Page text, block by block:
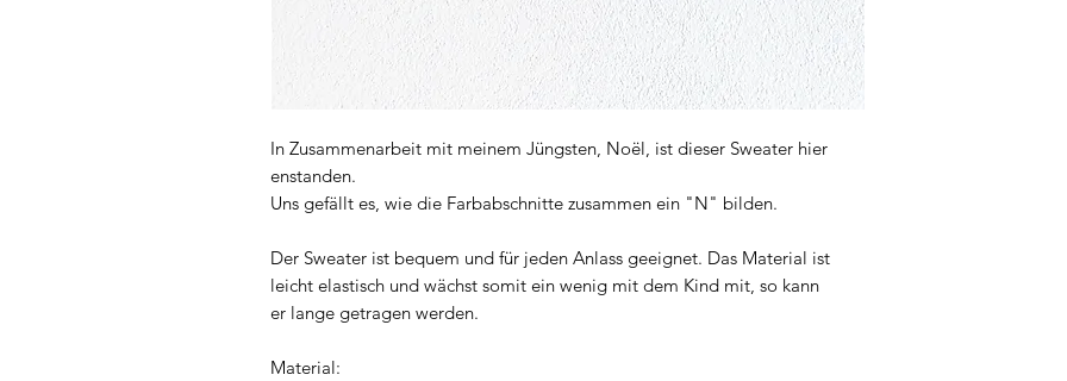
In Zusammenarbeit mit meinem Jüngsten, Noël, ist dieser Sweater hier
enstanden.
Uns gefällt es, wie die Farbabschnitte zusammen ein "N" bilden.
Der Sweater ist bequem und für jeden Anlass geeignet. Das Material ist
leicht elastisch und wächst somit ein wenig mit dem Kind mit, so kann
er lange getragen werden.
Material: